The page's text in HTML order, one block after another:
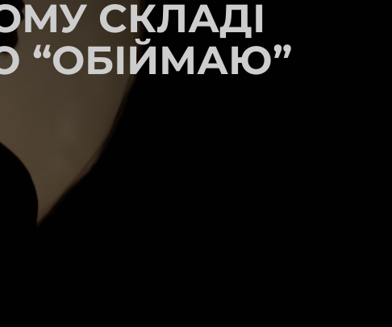
СКЛАДІ
“ОБІЙМАЮ”